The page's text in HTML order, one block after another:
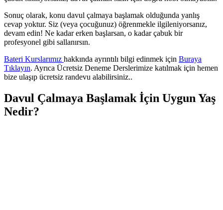
Sonuç olarak, konu davul çalmaya başlamak olduğunda yanlış
cevap yoktur. Siz (veya çocuğunuz) öğrenmekle ilgileniyorsanız,
devam edin! Ne kadar erken başlarsan, o kadar çabuk bir
profesyonel gibi sallanırsın.
Bateri Kurslarımız hakkında ayrıntılı bilgi edinmek için Buraya
Tıklayın. Ayrıca Ücretsiz Deneme Derslerimize katılmak için hemen
bize ulaşıp ücretsiz randevu alabilirsiniz..
Davul Çalmaya Başlamak İçin Uygun Yaş
Nedir?